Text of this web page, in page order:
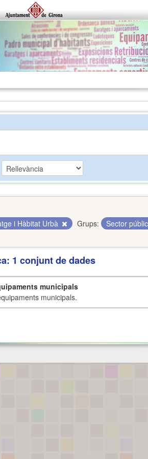
i Hàbitat Urbà Grups:
Sector
1 conjunt de dades
municipals
municipals.